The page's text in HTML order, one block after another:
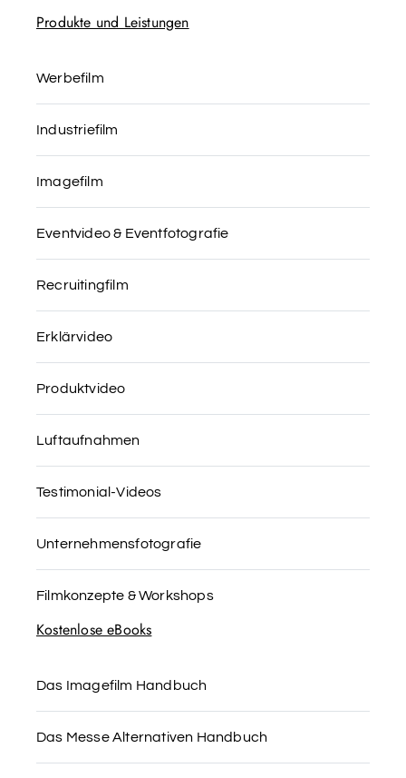
Produkte und Leistungen
Werbefilm
Industriefilm
Imagefilm
Eventvideo & Eventfotografie
Recruitingfilm
Erklärvideo
Produktvideo
Luftaufnahmen
Testimonial-Videos
Unternehmensfotografie
Filmkonzepte & Workshops
Kostenlose eBooks
Das Imagefilm Handbuch
Das Messe Alternativen Handbuch